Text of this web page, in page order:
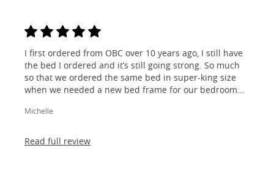
I first ordered from OBC over 10 years ago, I still have
the bed I ordered and it’s still going strong. So much
so that we ordered the same bed in super-king size
when we needed a new bed frame for our bedroom...
Michelle
Read full review